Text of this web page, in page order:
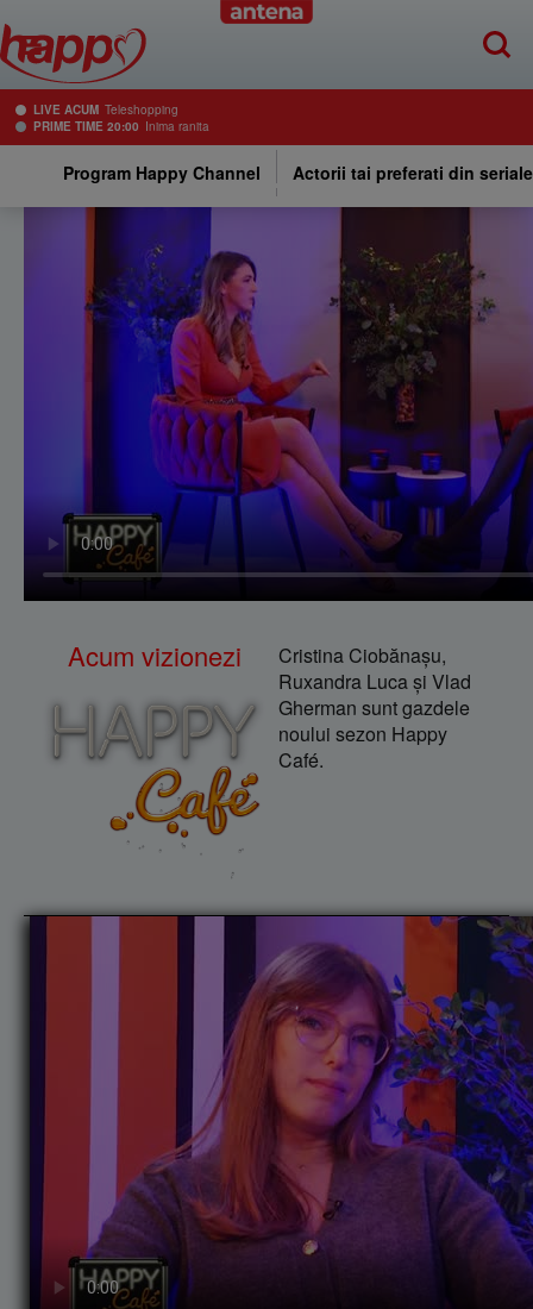
LIVE ACUM Teleshopping
PRIME TIME 20:00 Inima ranita
Program Happy Channel Actorii tai preferati din
Acum vizionezi
Cristina Ciobănaşu,
Ruxandra Luca şi Vlad
Gherman sunt gazdele
noului sezon Happy
Café.